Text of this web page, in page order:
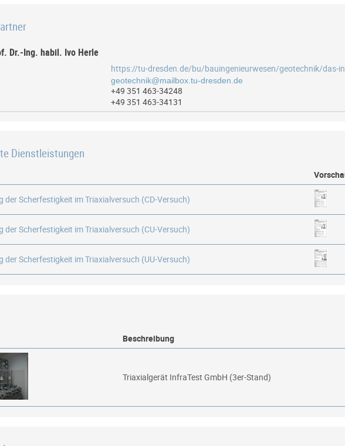
Dr.-Ing. habil. Ivo Herle
+49 351 463-34248
+49 351 463-34131
Dienstleistungen
der Scherfestigkeit im Triaxialversuch (CD-Versuch)
der Scherfestigkeit im Triaxialversuch (CU-Versuch)
der Scherfestigkeit im Triaxialversuch (UU-Versuch)
Beschreibung
Triaxialgerät InfraTest GmbH (3er-Stand)